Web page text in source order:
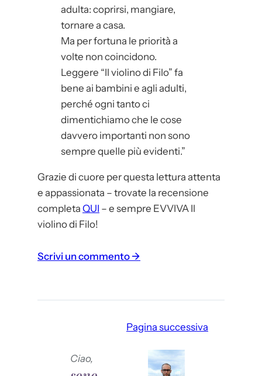
adulta: coprirsi, mangiare,
tornare a casa.
Ma per fortuna le priorità a
volte non coincidono.
Leggere “Il violino di Filo” fa
bene ai bambini e agli adulti,
perché ogni tanto ci
dimentichiamo che le cose
davvero importanti non sono
sempre quelle più evidenti.”
Grazie di cuore per questa lettura attenta
e appassionata – trovate la recensione
completa QUI – e sempre EVVIVA Il
violino di Filo!
Scrivi un commento →
o
Pagina successiva
Ciao,